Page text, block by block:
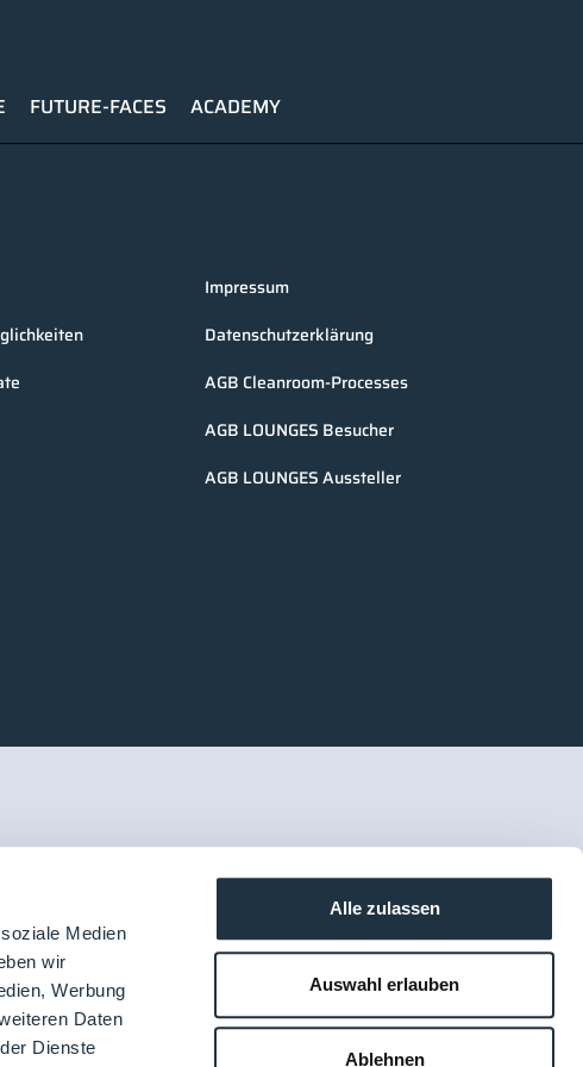
Medien
wir
Werbung
Daten
Dienste
Alle zulassen
Auswahl erlauben
Ablehnen
FUTURE-FACES ACADEMY
Impressum
Datenschutzerklärung
AGB Cleanroom-Processes
AGB LOUNGES Besucher
AGB LOUNGES Aussteller